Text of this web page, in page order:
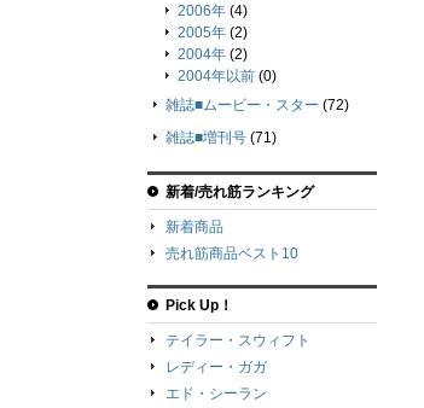
2006年 (4)
2005年 (2)
2004年 (2)
2004年以前 (0)
雑誌■ムービー・スター (72)
雑誌■増刊号 (71)
新着/売れ筋ランキング
新着商品
売れ筋商品ベスト10
Pick Up！
テイラー・スウィフト
レディー・ガガ
エド・シーラン